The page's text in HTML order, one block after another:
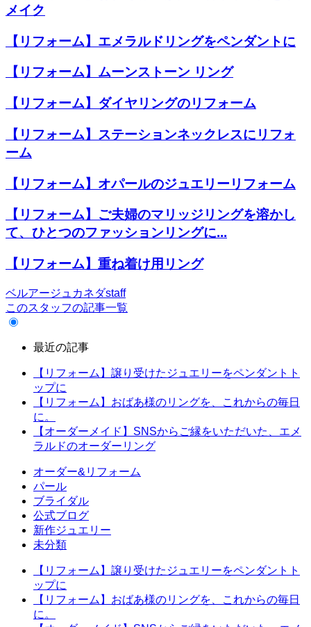
メイク
【リフォーム】エメラルドリングをペンダントに
【リフォーム】ムーンストーン リング
【リフォーム】ダイヤリングのリフォーム
【リフォーム】ステーションネックレスにリフォ
ーム
【リフォーム】オパールのジュエリーリフォーム
【リフォーム】ご夫婦のマリッジリングを溶かし
て、ひとつのファッションリングに...
【リフォーム】重ね着け用リング
ベルアージュカネダstaff
このスタッフの記事一覧
最近の記事
【リフォーム】譲り受けたジュエリーをペンダントト
ップに
【リフォーム】おばあ様のリングを、これからの毎日
に。
【オーダーメイド】SNSからご縁をいただいた、エメ
ラルドのオーダーリング
オーダー&リフォーム
パール
ブライダル
公式ブログ
新作ジュエリー
未分類
【リフォーム】譲り受けたジュエリーをペンダントト
ップに
【リフォーム】おばあ様のリングを、これからの毎日
に。